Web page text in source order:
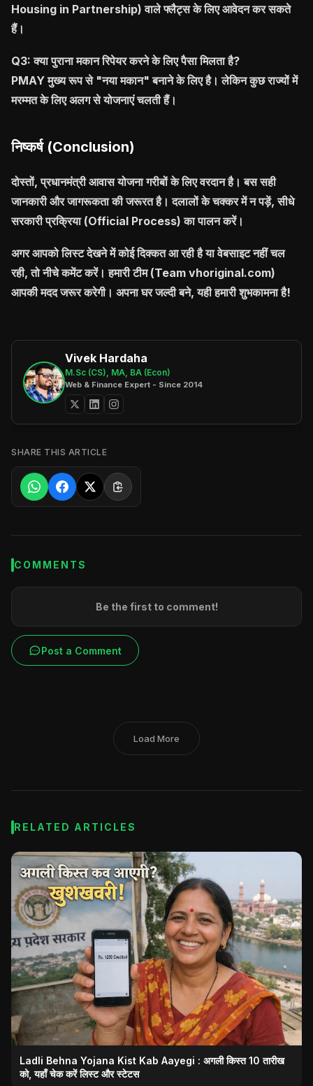
Housing in Partnership) वाले फ्लैट्स के लिए आवेदन कर सकते
हैं।
Q3: क्या पुराना मकान रिपेयर करने के लिए पैसा मिलता है?
PMAY मुख्य रूप से "नया मकान" बनाने के लिए है। लेकिन कुछ राज्यों में
मरम्मत के लिए अलग से योजनाएं चलती हैं।
निष्कर्ष (Conclusion)
दोस्तों, प्रधानमंत्री आवास योजना गरीबों के लिए वरदान है। बस सही
जानकारी और जागरूकता की जरूरत है। दलालों के चक्कर में न पड़ें, सीधे
सरकारी प्रक्रिया (Official Process) का पालन करें।
अगर आपको लिस्ट देखने में कोई दिक्कत आ रही है या वेबसाइट नहीं चल
रही, तो नीचे कमेंट करें। हमारी टीम (Team vhoriginal.com)
आपकी मदद जरूर करेगी। अपना घर जल्दी बने, यही हमारी शुभकामना है!
Vivek Hardaha
M.Sc (CS), MA, BA (Econ)
Web & Finance Expert - Since 2014
SHARE THIS ARTICLE
COMMENTS
Be the first to comment!
Post a Comment
Load More
RELATED ARTICLES
Ladli Behna Yojana Kist Kab Aayegi : अगली किस्त 10 तारीख
को, यहाँ चेक करें लिस्ट और स्टेटस